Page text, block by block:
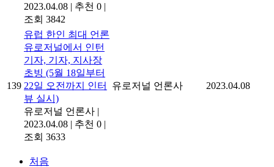
2023.04.08 | 추천 0 |
조회 3842
139
유럽 한인 최대 언론
유로저널에서 인턴
기자, 기자, 지사장
초빙 (5월 18일부터
22일 오전까지 인터
뷰 실시)
유로저널 언론사 |
2023.04.08 | 추천 0 |
조회 3633
유로저널 언론사 2023.04.08
처음